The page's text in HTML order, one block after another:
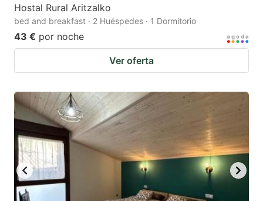
Hostal Rural Aritzalko
bed and breakfast · 2 Huéspedes · 1 Dormitorio
43 € por noche
Ver oferta